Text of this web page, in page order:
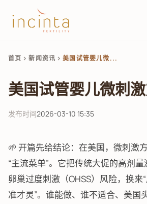
首页 chevron_right新闻资讯 chevron_right美国试管婴儿微...
美国试管婴儿微刺
发布时间2026-03-10 15:35
🌱 开篇先给结论：在美国，微刺激
“主流菜单”。它把传统大促的高剂
卵巢过度刺激（OHSS）风险，换来
准才灵”。谁能做、谁不适合、美